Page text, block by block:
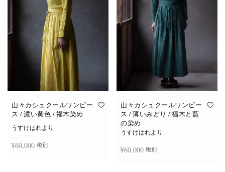
山々カシュクールワンピー
ス / 濃い黄色 / 福木染め
うすけはれより
¥60,000 税別
山々カシュクールワンピー
ス / 薄いみどり / 福木と藍
の染め
うすけはれより
¥60,000 税別